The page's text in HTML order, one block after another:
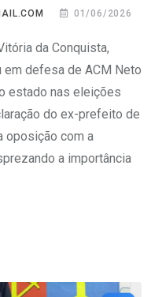
01/06/2026
da Conquista,
em defesa de ACM Neto
estado nas eleições
do ex-prefeito de
oposição com a
a importância